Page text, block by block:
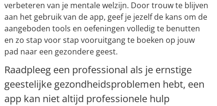
verbeteren van je mentale welzijn. Door trouw te blijven
aan het gebruik van de app, geef je jezelf de kans om de
aangeboden tools en oefeningen volledig te benutten
en zo stap voor stap vooruitgang te boeken op jouw
pad naar een gezondere geest.
Raadpleeg een professional als je ernstige
geestelijke gezondheidsproblemen hebt, een
app kan niet altijd professionele hulp